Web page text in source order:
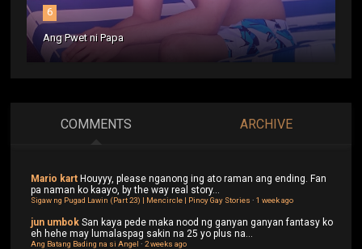
6
Ang Pwet ni Papa
COMMENTS ARCHIVE
Mario kart Houyyy, please nganong ing ato raman ang ending. Fan
pa naman ko kaayo, by the way real story...
Sigaw ng Pugad Lawin (Part 23) | Mencircle | Pinoy Gay Stories ·1 week ago
jun umbok San kaya pede maka nood ng ganyan ganyan fantasy ko
eh hehe may lumalaspag sakin na 25 yo plus na...
Ang Batang Bading na si Angel ·2 weeks ago